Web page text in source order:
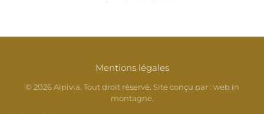
Mentions légales
© 2026Alpivia. Tout droit réservé. Site conçu par : web in
montagne.